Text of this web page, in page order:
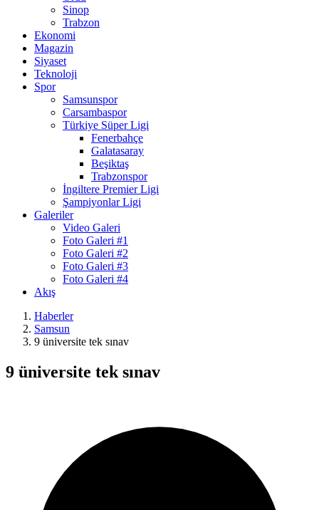
Sinop
Trabzon
Ekonomi
Magazin
Siyaset
Teknoloji
Spor
Samsunspor
Carsambaspor
Türkiye Süper Ligi
Fenerbahçe
Galatasaray
Beşiktaş
Trabzonspor
İngiltere Premier Ligi
Şampiyonlar Ligi
Galeriler
Video Galeri
Foto Galeri #1
Foto Galeri #2
Foto Galeri #3
Foto Galeri #4
Akış
Haberler
Samsun
9 üniversite tek sınav
9 üniversite tek sınav